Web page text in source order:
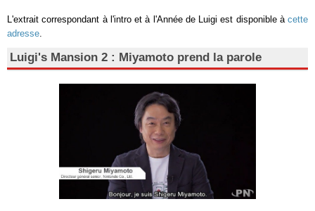
L'extrait correspondant à l'intro et à l'Année de Luigi est disponible à cette
adresse.
Luigi's Mansion 2 : Miyamoto prend la parole